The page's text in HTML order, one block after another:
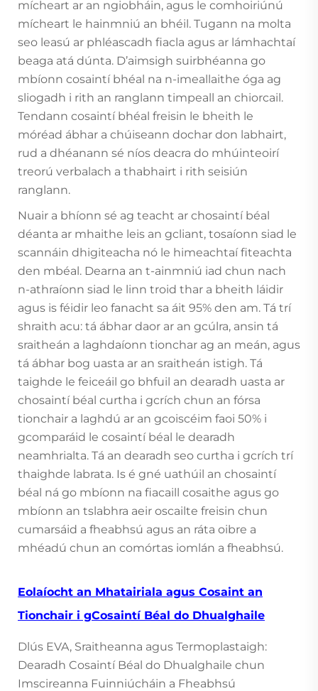
mícheart ar an ngiobháin, agus le comhoiriúnú
mícheart le hainmniú an bhéil. Tugann na molta
seo leasú ar phléascadh fiacla agus ar lámhachtaí
beaga atá dúnta. D’aimsigh suirbhéanna go
mbíonn cosaintí bhéal na n-imeallaithe óga ag
sliogadh i rith an ranglann timpeall an chiorcail.
Tendann cosaintí bhéal freisin le bheith le
móréad ábhar a chúiseann dochar don labhairt,
rud a dhéanann sé níos deacra do mhúinteoirí
treorú verbalach a thabhairt i rith seisiún
ranglann.
Nuair a bhíonn sé ag teacht ar chosaintí béal
déanta ar mhaithe leis an gcliant, tosaíonn siad le
scannáin dhigiteacha nó le himeachtaí fiteachta
den mbéal. Dearna an t-ainmniú iad chun nach
n-athraíonn siad le linn troid thar a bheith láidir
agus is féidir leo fanacht sa áit 95% den am. Tá trí
shraith acu: tá ábhar daor ar an gcúlra, ansin tá
sraitheán a laghdaíonn tionchar ag an meán, agus
tá ábhar bog uasta ar an sraitheán istigh. Tá
taighde le feiceáil go bhfuil an dearadh uasta ar
chosaintí béal curtha i gcrích chun an fórsa
tionchair a laghdú ar an gcoiscéim faoi 50% i
gcomparáid le cosaintí béal le dearadh
neamhrialta. Tá an dearadh seo curtha i gcrích trí
thaighde labrata. Is é gné uathúil an chosaintí
béal ná go mbíonn na fiacaill cosaithe agus go
mbíonn an tslabhra aeir oscailte freisin chun
cumarsáid a fheabhsú agus an ráta oibre a
mhéadú chun an comórtas iomlán a fheabhsú.
Eolaíocht an Mhatairiala agus Cosaint an
Tionchair i gCosaintí Béal do Dhualghaile
Dlús EVA, Sraitheanna agus Termoplastaigh:
Dearadh Cosaintí Béal do Dhualghaile chun
Imscireanna Fuinniúcháin a Fheabhsú